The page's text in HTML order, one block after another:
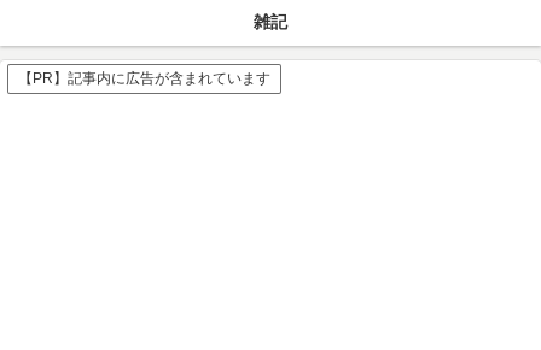
雑記
【PR】記事内に広告が含まれています